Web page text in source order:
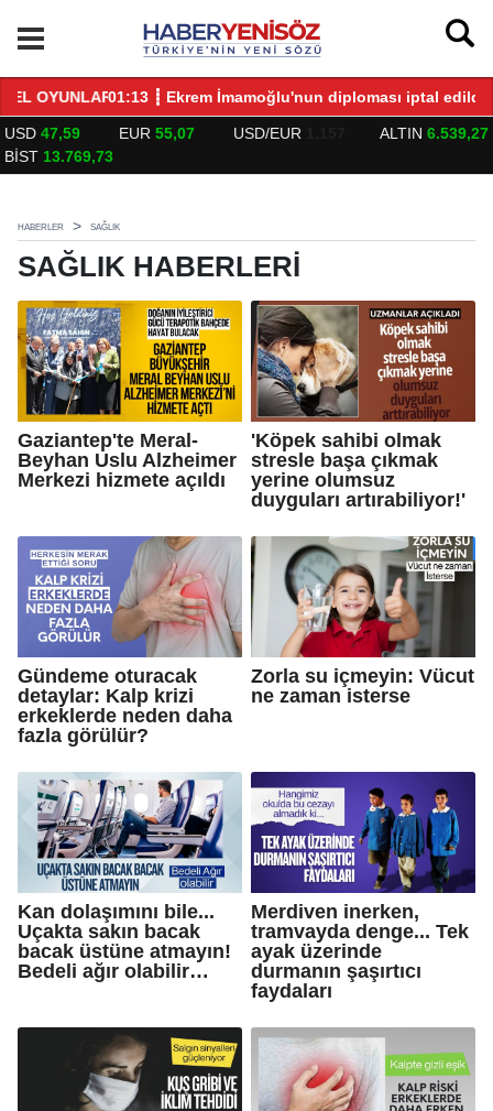
BULUŞTU
01:13 ┋ Ekrem İmamoğlu'nun diploması iptal edildi
USD 47,59 EUR 55,07 USD/EUR ALTIN 6.539,27
BİST 13.769,73
HABERLER SAĞLIK
SAĞLIK HABERLERI
Gaziantep'te Meral-
Beyhan Uslu Alzheimer
Merkezi hizmete açıldı
'Köpek sahibi olmak
stresle başa çıkmak
yerine olumsuz
duyguları artırabiliyor!'
Gündeme oturacak
detaylar: Kalp krizi
erkeklerde neden daha
fazla görülür?
Zorla su içmeyin: Vücut
ne zaman isterse
Kan dolaşımını bile...
Uçakta sakın bacak
bacak üstüne atmayın!
Bedeli ağır olabilir…
Merdiven inerken,
tramvayda denge... Tek
ayak üzerinde
durmanın şaşırtıcı
faydaları